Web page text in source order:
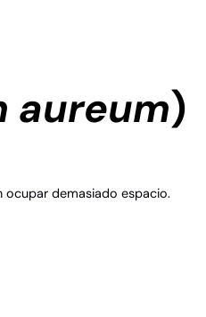
aureum)
ocupar demasiado espacio.